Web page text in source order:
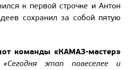
к первой строчке и Антон
сохранил за собой пятую
команды «КАМАЗ-мастер»
«Сегодня этап повеселее и